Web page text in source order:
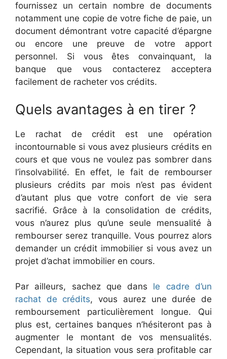
fournissez un certain nombre de documents
notamment une copie de votre fiche de paie, un
document démontrant votre capacité d’épargne
ou encore une preuve de votre apport
personnel. Si vous êtes convainquant, la
banque que vous contacterez acceptera
facilement de racheter vos crédits.
Quels avantages à en tirer ?
Le rachat de crédit est une opération
incontournable si vous avez plusieurs crédits en
cours et que vous ne voulez pas sombrer dans
l’insolvabilité. En effet, le fait de rembourser
plusieurs crédits par mois n’est pas évident
d’autant plus que votre confort de vie sera
sacrifié. Grâce à la consolidation de crédits,
vous n’aurez plus qu’une seule mensualité à
rembourser serez tranquille. Vous pourrez alors
demander un crédit immobilier si vous avez un
projet d’achat immobilier en cours.
Par ailleurs, sachez que dans le cadre d’un
rachat de crédits, vous aurez une durée de
remboursement particulièrement longue. Qui
plus est, certaines banques n’hésiteront pas à
augmenter le montant de vos mensualités.
Cependant, la situation vous sera profitable car